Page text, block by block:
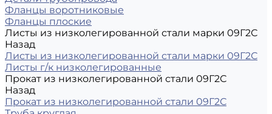
Фланцы воротниковые
Фланцы плоские
Листы из низколегированной стали марки 09Г2С
Назад
Листы из низколегированной стали марки 09Г2С
Листы г/к низколегированные
Прокат из низколегированной стали 09Г2С
Назад
Прокат из низколегированной стали 09Г2С